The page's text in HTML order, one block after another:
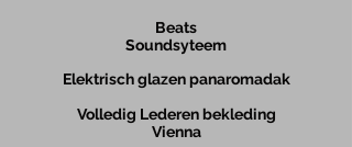
Beats
Soundsyteem
Elektrisch glazen panaromadak
Volledig Lederen bekleding
Vienna